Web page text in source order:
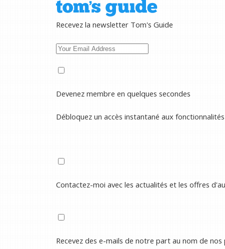
Recevez la newsletter Tom's Guide
Devenez membre en quelques secondes
Débloquez un accès instantané aux
Contactez-moi avec les actualités et les offres
Recevez des e-mails de notre part au nom de